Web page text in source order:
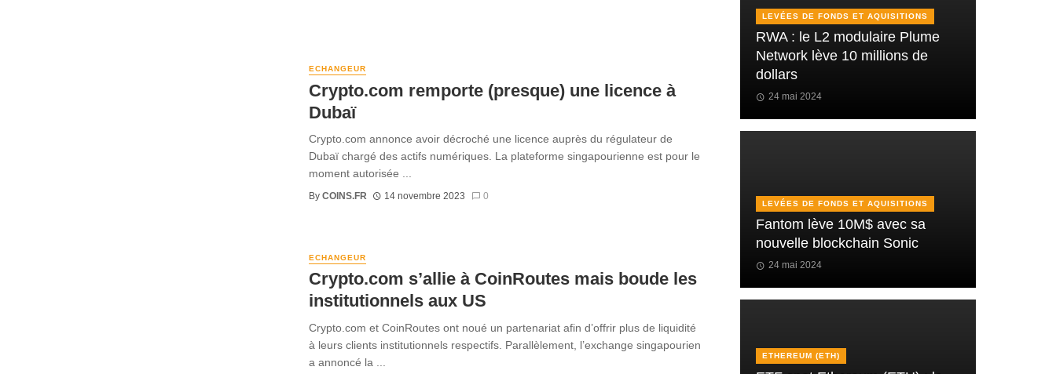
ECHANGEUR
Crypto.com remporte (presque) une licence à
Dubaï
Crypto.com annonce avoir décroché une licence auprès du régulateur de
Dubaï chargé des actifs numériques. La plateforme singapourienne est pour le
moment autorisée ...
By COINS.FR 14 novembre 2023 0
ECHANGEUR
Crypto.com s’allie à CoinRoutes mais boude les
institutionnels aux US
Crypto.com et CoinRoutes ont noué un partenariat afin d’offrir plus de liquidité
à leurs clients institutionnels respectifs. Parallèlement, l’exchange singapourien
a annoncé la ...
LEVÉES DE FONDS ET AQUISITIONS
RWA : le L2 modulaire Plume
Network lève 10 millions de
dollars
24 mai 2024
LEVÉES DE FONDS ET AQUISITIONS
Fantom lève 10M$ avec sa
nouvelle blockchain Sonic
24 mai 2024
ETHEREUM (ETH)